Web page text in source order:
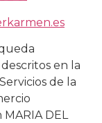
en la
de la
DEL